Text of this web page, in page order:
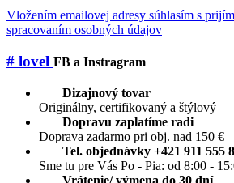
Vložením emailovej adresy súhlasím s
spracovaním osobných údajov
# lovel FB a Instragram
Dizajnový tovar
Originálny, certifikovaný a štýlový
Dopravu zaplatíme radi
Doprava zadarmo pri obj. nad 150 €
Tel. objednávky +421 911 555
Sme tu pre Vás Po - Pia: od 8:00 -
Vrátenie/ výmena do 30 dní